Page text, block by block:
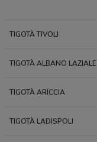
TIGOTÀ TIVOLI
TIGOTÀ ALBANO LAZIALE
TIGOTÀ ARICCIA
TIGOTÀ LADISPOLI